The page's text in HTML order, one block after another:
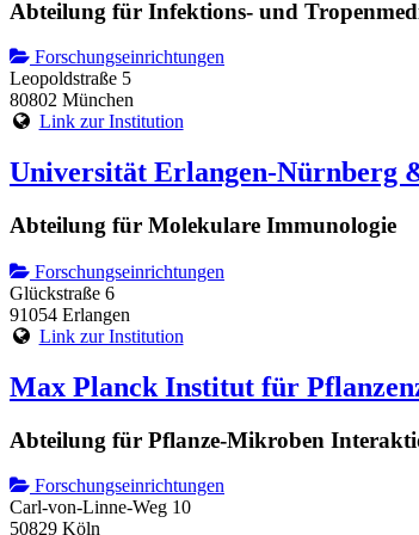
Abteilung für Infektions- und
Forschungseinrichtungen
Leopoldstraße 5
80802 München
Link zur Institution
Universität Erlangen-Nürnberg
Abteilung für Molekulare Immunologie
Forschungseinrichtungen
Glückstraße 6
91054 Erlangen
Link zur Institution
Max Planck Institut für
Abteilung für Pflanze-Mikroben
Forschungseinrichtungen
Carl-von-Linne-Weg 10
50829 Köln